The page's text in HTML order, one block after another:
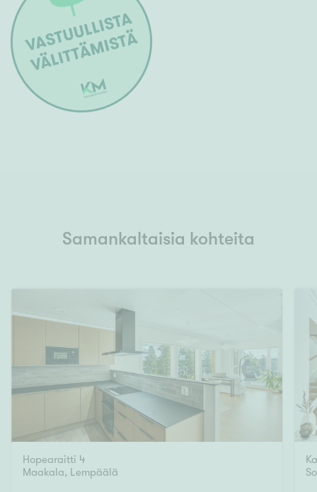
Samankaltaisia kohteita
Hopearaitti 4
Maakala, Lempäälä